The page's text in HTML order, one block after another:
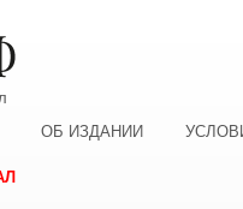
ОБ ИЗДАНИИ